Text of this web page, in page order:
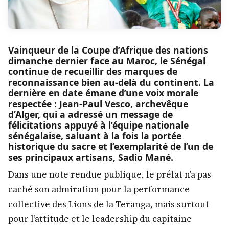
Vainqueur de la Coupe d’Afrique des nations
dimanche dernier face au Maroc, le Sénégal
continue de recueillir des marques de
reconnaissance bien au-delà du continent. La
dernière en date émane d’une voix morale
respectée : Jean-Paul Vesco, archevêque
d’Alger, qui a adressé un message de
félicitations appuyé à l’équipe nationale
sénégalaise, saluant à la fois la portée
historique du sacre et l’exemplarité de l’un de
ses principaux artisans, Sadio Mané.
Dans une note rendue publique, le prélat n’a pas
caché son admiration pour la performance
collective des Lions de la Teranga, mais surtout
pour l’attitude et le leadership du capitaine